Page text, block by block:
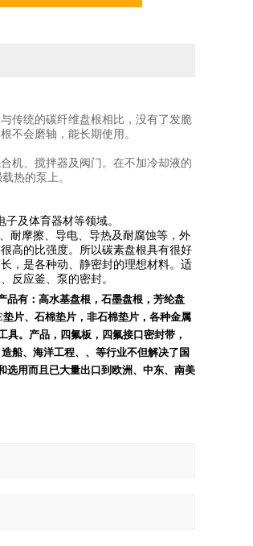
传统的碳纤维盘根相比，没有了发脆
不会磨轴，能长期使用。
机、搅拌器及阀门。在不加冷却液的
热的泵上。
及体育器材等领域。
耐摩擦、导电、导热及耐腐蚀等，外
高的比强度。所以碳素盘根具有很好
，是各种动、静密封的理想材料。适
反应釜、泵的密封。
品有：高水基盘根，石墨盘根，芳纶盘
垫片、石棉垫片，非石棉垫片，各种金属
具。产品，四氟板，四氟接口密封带，
船、海洋工程、、等行业不但解决了国
选用而且已大量出口到欧洲、中东、南美